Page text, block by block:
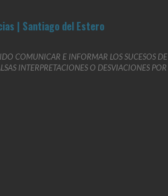
COMUNICAR E INFORMAR LOS SUCESOS DE
INTERPRETACIONES O DESVIACIONES POR